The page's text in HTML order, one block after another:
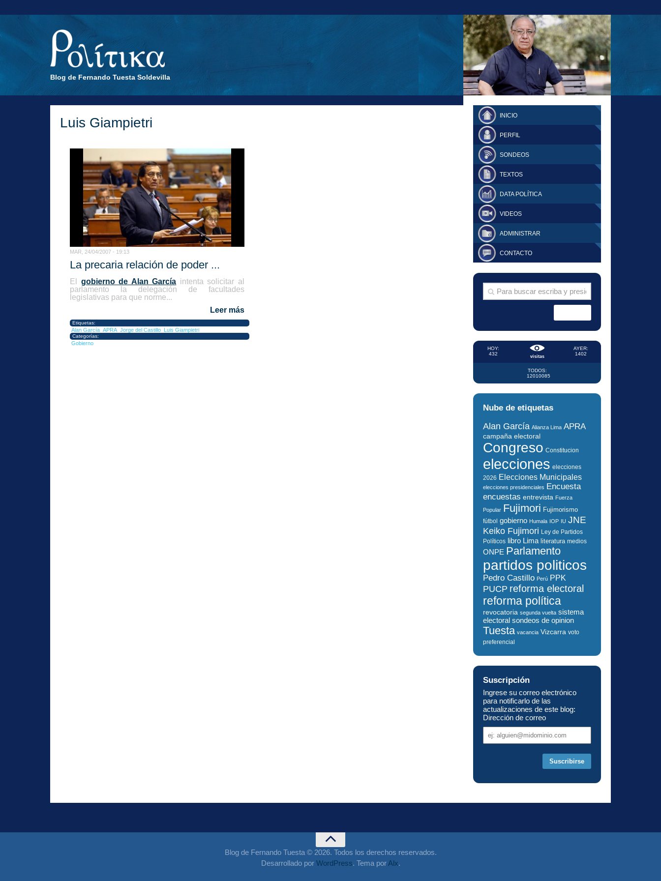
Blog de Fernando Tuesta Soldevilla
FERNANDO TUESTA SUPLEMENTO
DOMINGO
Luis Giampietri
MAR, 24/04/2007 - 19:13
La precaria relación de poder ...
El gobierno de Alan García intenta solicitar al
parlamento la delegación de facultades
legislativas para que norme...
Leer más
Etiquetas:
Alan García APRA Jorge del Castillo Luis Giampietri
Categorías:
Gobierno
INICIO
PERFIL
SONDEOS
TEXTOS
DATA POLÍTICA
VIDEOS
ADMINISTRAR
CONTACTO
visitas
HOY:
432
AYER:
1402
TODOS:
12010085
Nube de etiquetas
Alan García Alianza Lima APRA
campaña electoral
Congreso Constitucion
elecciones elecciones
2026 Elecciones Municipales
elecciones presidenciales Encuesta
encuestas entrevista Fuerza
Popular Fujimori Fujimorismo
fútbol gobierno Humala IOP IU JNE
Keiko Fujimori Ley de Partidos
Políticos libro Lima literatura medios
ONPE Parlamento
partidos politicos
Pedro Castillo Perú PPK
PUCP reforma electoral
reforma política
revocatoria segunda vuelta sistema
electoral sondeos de opinion
Tuesta vacancia Vizcarra voto
preferencial
Suscripción
Ingrese su correo electrónico
para notificarlo de las
actualizaciones de este blog:
Dirección de correo
de
Blog de Fernando Tuesta © 2026. Todos los derechos reservados.
Desarrollado por WordPress. Tema porAlx.